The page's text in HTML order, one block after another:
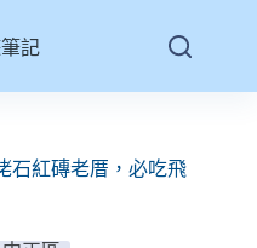
記
石紅磚老厝，必吃飛